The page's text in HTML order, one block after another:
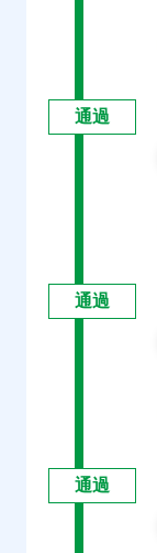
通過
通過
通過